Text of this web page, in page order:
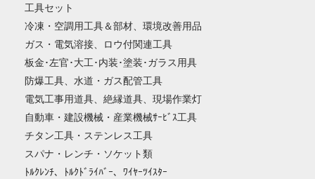
工具セット
冷凍・空調用工具＆部材、環境改善用品
ガス・電気溶接、ロウ付関連工具
板金･左官･大工･内装･塗装･ガラス用具
防爆工具、水道・ガス配管工具
電気工事用道具、絶縁道具、現場作業灯
自動車・建設機械・産業機械ｻｰﾋﾞｽ工具
チタン工具・ステンレス工具
スパナ・レンチ・ソケット類
ﾄﾙｸﾚﾝﾁ、ﾄﾙｸﾄﾞﾗｲﾊﾞｰ、ﾜｲﾔｰﾂｲｽﾀｰ